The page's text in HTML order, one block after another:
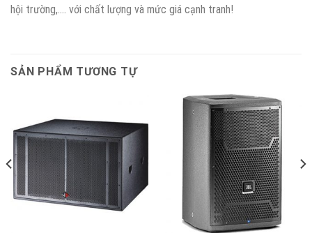
hội trường,…. với chất lượng và mức giá cạnh tranh!
SẢN PHẨM TƯƠNG TỰ